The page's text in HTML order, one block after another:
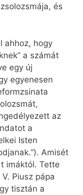
és
ahhoz, hogy
a számát
egy új
egyenesen
az
a
Isten
Amisét
imáktól. Tette
Piusz pápa
tisztán a